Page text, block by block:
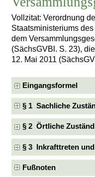
Vollzitat: Verordnung
Staatsministeriums
dem
(SächsGVBl. S. 23),
12. Mai 2011
Eingangsformel
§ 1 Sachliche
§ 2 Örtliche
§ 3 Inkrafttreten
Fußnoten